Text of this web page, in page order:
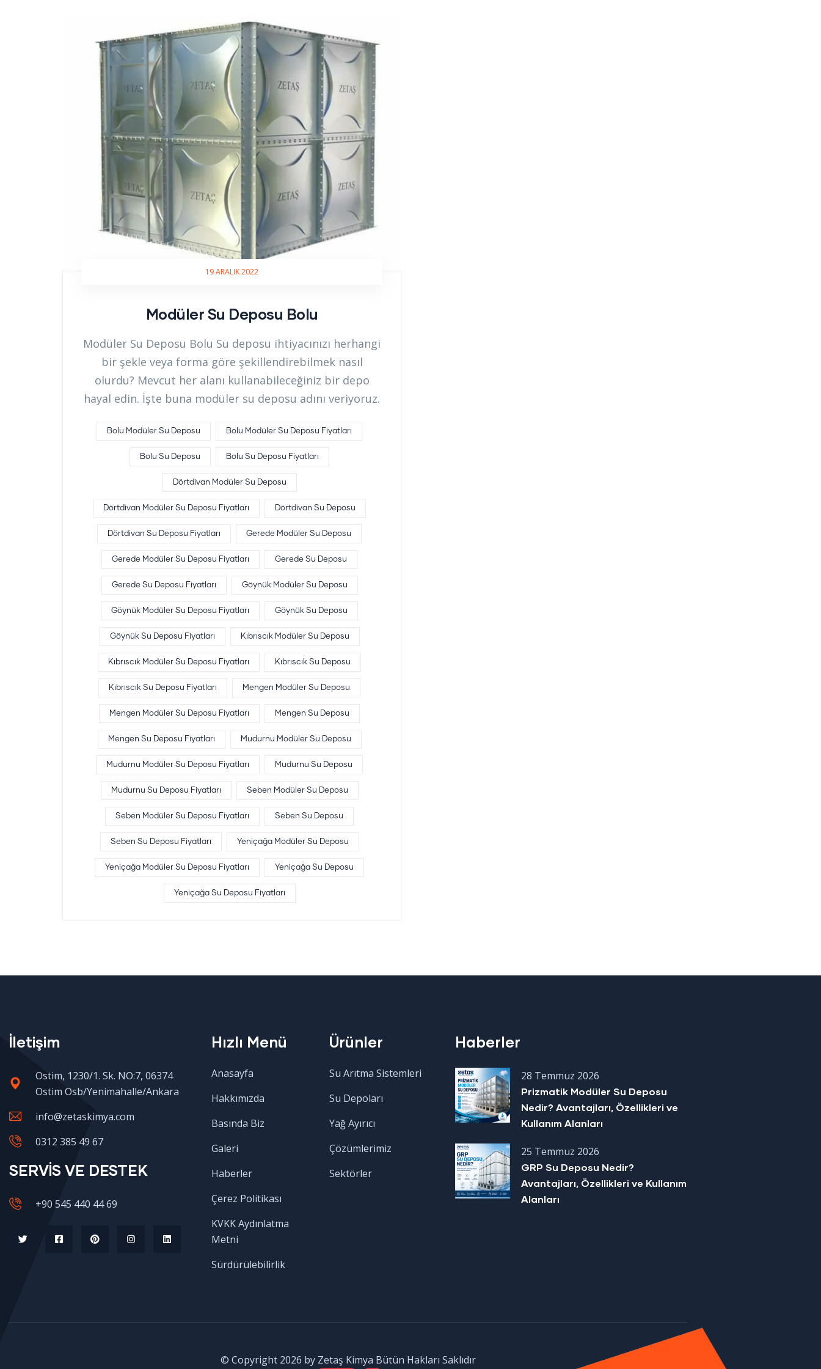
19 ARALIK 2022
Modüler Su Deposu Bolu
Modüler Su Deposu Bolu Su deposu ihtiyacınızı herhangi
bir şekle veya forma göre şekillendirebilmek nasıl
olurdu? Mevcut her alanı kullanabileceğiniz bir depo
hayal edin. İşte buna modüler su deposu adını veriyoruz.
Bolu Modüler Su Deposu Bolu Modüler Su Deposu Fiyatları
Bolu Su Deposu Bolu Su Deposu Fiyatları
Dörtdivan Modüler Su Deposu
Dörtdivan Modüler Su Deposu Fiyatları Dörtdivan Su Deposu
Dörtdivan Su Deposu Fiyatları Gerede Modüler Su Deposu
Gerede Modüler Su Deposu Fiyatları Gerede Su Deposu
Gerede Su Deposu Fiyatları Göynük Modüler Su Deposu
Göynük Modüler Su Deposu Fiyatları Göynük Su Deposu
Göynük Su Deposu Fiyatları Kıbrıscık Modüler Su Deposu
Kıbrıscık Modüler Su Deposu Fiyatları Kıbrıscık Su Deposu
Kıbrıscık Su Deposu Fiyatları Mengen Modüler Su Deposu
Mengen Modüler Su Deposu Fiyatları Mengen Su Deposu
Mengen Su Deposu Fiyatları Mudurnu Modüler Su Deposu
Mudurnu Modüler Su Deposu Fiyatları Mudurnu Su Deposu
Mudurnu Su Deposu Fiyatları Seben Modüler Su Deposu
Seben Modüler Su Deposu Fiyatları Seben Su Deposu
Seben Su Deposu Fiyatları Yeniçağa Modüler Su Deposu
Yeniçağa Modüler Su Deposu Fiyatları Yeniçağa Su Deposu
Yeniçağa Su Deposu Fiyatları
İletişim
Ostim, 1230/1. Sk. NO:7, 06374
Ostim Osb/Yenimahalle/Ankara
info@zetaskimya.com
0312 385 49 67
SERVİS VE DESTEK
+90 545 440 44 69
Hızlı Menü
Anasayfa
Hakkımızda
Basında Biz
Galeri
Haberler
Çerez Politikası
KVKK Aydınlatma
Metni
Sürdürülebilirlik
Ürünler
Su Arıtma Sistemleri
Su Depoları
Yağ Ayırıcı
Çözümlerimiz
Sektörler
Haberler
28 Temmuz 2026
Prizmatik Modüler Su Deposu
Nedir? Avantajları, Özellikleri ve
Kullanım Alanları
25 Temmuz 2026
GRP Su Deposu Nedir?
Avantajları, Özellikleri ve Kullanım
Alanları
© Copyright 2026 by Zetaş Kimya Bütün Hakları Saklıdır